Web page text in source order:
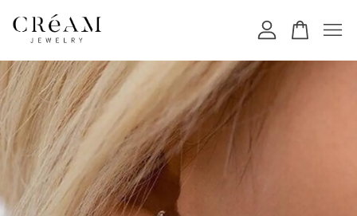
您的購物車目前還是空的。
繼續購物